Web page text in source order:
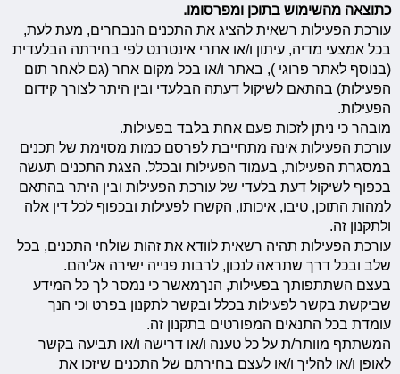
כתוצאה מהשימוש בתוכן ומפרסומו.
עורכת הפעילות רשאית להציג את התכנים הנבחרים, מעת לעת,
בכל אמצעי מדיה, עיתון ו/או אתרי אינטרנט לפי בחירתה הבלעדית
(בנוסף לאתר פרוגי ), באתר ו/או בכל מקום אחר (גם לאחר תום
הפעילות) בהתאם לשיקול דעתה הבלעדי ובין היתר לצורך קידום
הפעילות.
מובהר כי ניתן לזכות פעם אחת בלבד בפעילות.
עורכת הפעילות אינה מתחייבת לפרסם כמות מסוימת של תכנים
במסגרת הפעילות, בעמוד הפעילות ובכלל. הצגת התכנים תעשה
בכפוף לשיקול דעת בלעדי של עורכת הפעילות ובין היתר בהתאם
למהות התוכן, טיבו, איכותו, הקשרו לפעילות ובכפוף לכל דין אלה
ולתקנון זה.
עורכת הפעילות תהיה רשאית לוודא את זהות שולחי התכנים, בכל
שלב ובכל דרך שתראה לנכון, לרבות פנייה ישירה אליהם.
בעצם השתתפותך בפעילות, הנךמאשר כי נמסר לך כל המידע
שביקשת בקשר לפעילות בכלל ובקשר לתקנון בפרט וכי הנך
עומדת בכל התנאים המפורטים בתקנון זה.
המשתתף מוותר/ת על כל טענה ו/או דרישה ו/או תביעה בקשר
לאופן ו/או להליך ו/או לעצם בחירתם של התכנים שיזכו את